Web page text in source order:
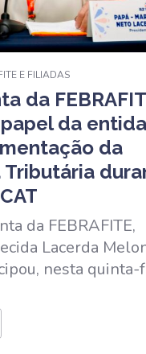
E FILIADAS
da
da
da
Tributária
da FEBRAFITE,
Lacerda
nesta quinta-